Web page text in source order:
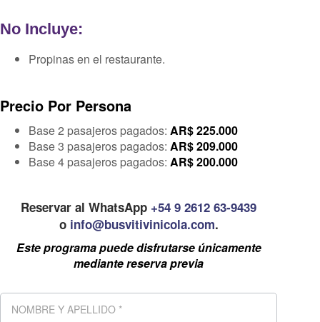
No Incluye:
Propinas en el restaurante.
Precio Por Persona
Base 2 pasajeros pagados: AR$225.000
Base 3 pasajeros pagados: AR$209.000
Base 4 pasajeros pagados: AR$ 200.000
Reservar al WhatsApp +54 9 2612 63-9439
o info@busvitivinicola.com.
Este programa puede disfrutarse únicamente
mediante reserva previa